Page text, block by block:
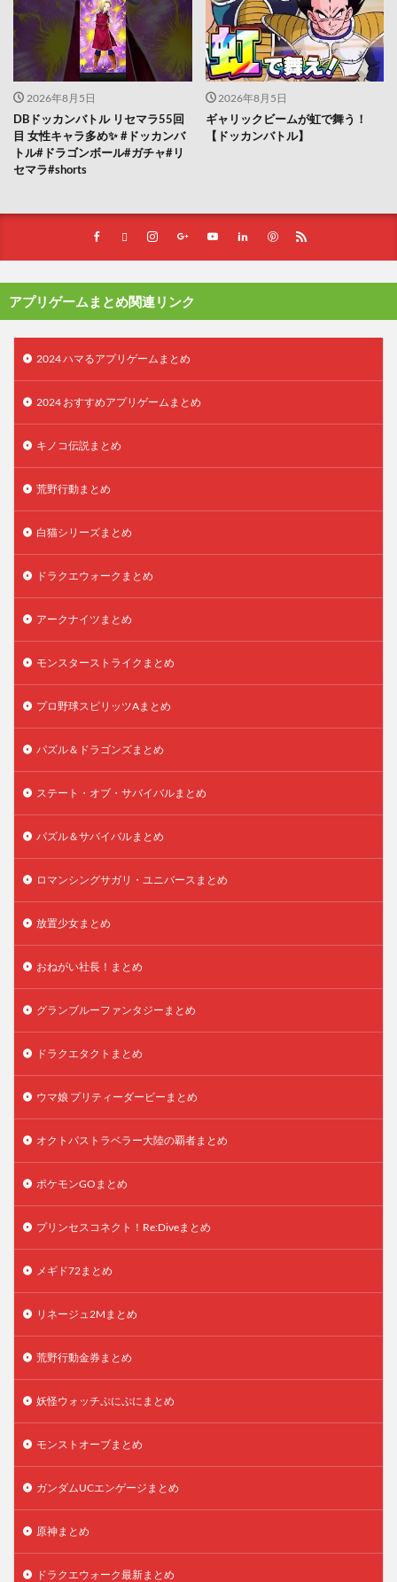
2026年8月5日
DBドッカンバトル リセマラ55回
目 女性キャラ多め✨️ #ドッカンバ
トル#ドラゴンボール#ガチャ#リ
セマラ#shorts
2026年8月5日
ギャリックビームが虹で舞う！
【ドッカンバトル】
アプリゲームまとめ関連リンク
2024 ハマるアプリゲームまとめ
2024 おすすめアプリゲームまとめ
キノコ伝説まとめ
荒野行動まとめ
白猫シリーズまとめ
ドラクエウォークまとめ
アークナイツまとめ
モンスターストライクまとめ
プロ野球スピリッツAまとめ
パズル＆ドラゴンズまとめ
ステート・オブ・サバイバルまとめ
パズル＆サバイバルまとめ
ロマンシングサガリ・ユニバースまとめ
放置少女まとめ
おねがい社長！まとめ
グランブルーファンタジーまとめ
ドラクエタクトまとめ
ウマ娘 プリティーダービーまとめ
オクトパストラベラー大陸の覇者まとめ
ポケモンGOまとめ
プリンセスコネクト！Re:Diveまとめ
メギド72まとめ
リネージュ2Mまとめ
荒野行動金券まとめ
妖怪ウォッチぷにぷにまとめ
モンストオーブまとめ
ガンダムUCエンゲージまとめ
原神まとめ
ドラクエウォーク最新まとめ